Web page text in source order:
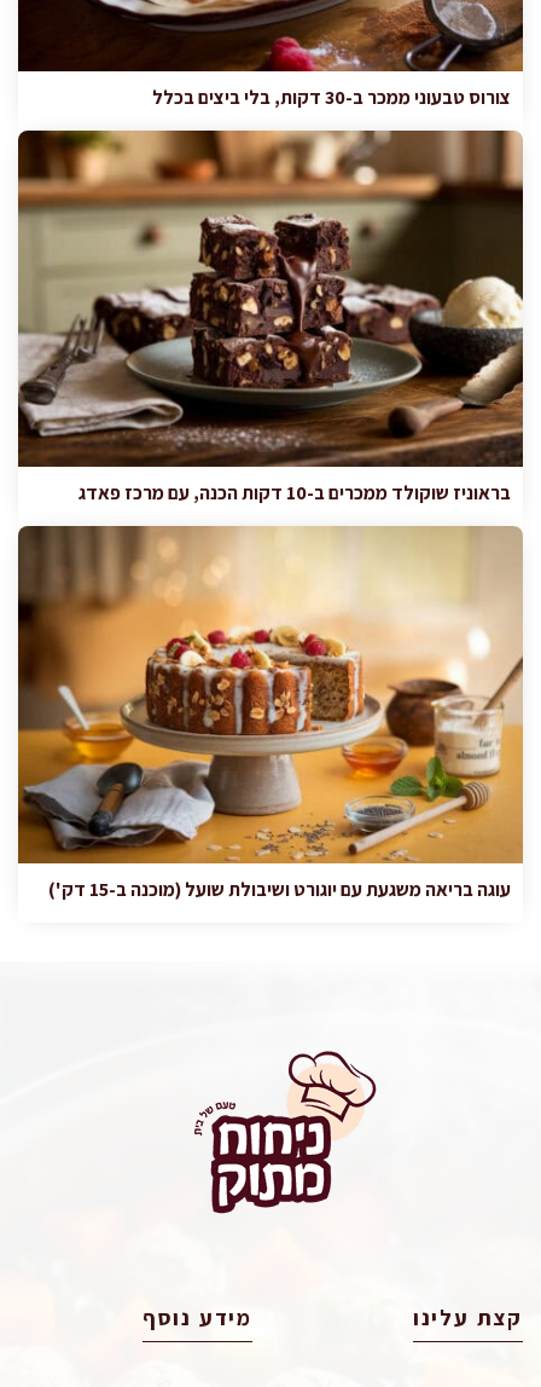
צורוס טבעוני ממכר ב-30 דקות, בלי ביצים בכלל
בראוניז שוקולד ממכרים ב-10 דקות הכנה, עם מרכז פאדג
עוגה בריאה משגעת עם יוגורט ושיבולת שועל (מוכנה ב-15 דק')
קצת עלינו מידע נוסף